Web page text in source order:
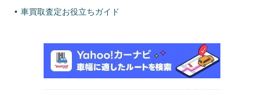
車買取査定お役立ちガイド